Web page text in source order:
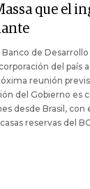
que el
de
del país
reunión
del Gobierno es
desde Brasil, con
reservas del